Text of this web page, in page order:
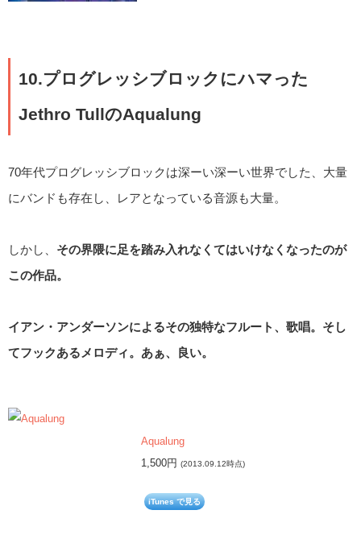
10.プログレッシブロックにハマった
Jethro TullのAqualung
70年代プログレッシブロックは深ーい深ーい世界でした、大量
にバンドも存在し、レアとなっている音源も大量。
しかし、 その界隈に足を踏み入れなくてはいけなくなったのが
この作品。
イアン・アンダーソンによるその独特なフルート、歌唱。そし
てフックあるメロディ。あぁ、良い。
Aqualung
1,500円 (2013.09.12時点)
iTunes で見る